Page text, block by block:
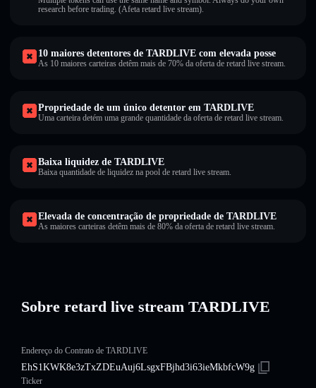
research before trading. (Afeta retard live stream).
10 maiores detentores de TARDLIVE com elevada posse
As 10 maiores carteiras detêm mais de 70% da oferta de retard live stream.
Propriedade de um único detentor em TARDLIVE
Uma carteira detém uma grande quantidade da oferta de retard live stream.
Baixa liquidez de TARDLIVE
Baixa quantidade de liquidez na pool de retard live stream.
Elevada de concentração de propriedade de TARDLIVE
As maiores carteiras detêm mais de 80% da oferta de retard live stream.
Sobre retard live stream TARDLIVE
Endereço do Contrato de TARDLIVE
EhS1KWK8e3zTxZDEuAuj6LsgxFBjhd3i63ieMkbfcW9g
Ticker